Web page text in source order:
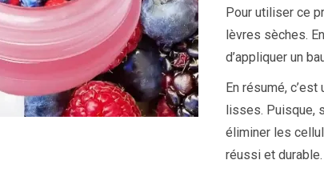
Pour utiliser ce
lèvres sèches.
d’appliquer un
En résumé,
lisses. Puisque,
éliminer les
réussi et durable.